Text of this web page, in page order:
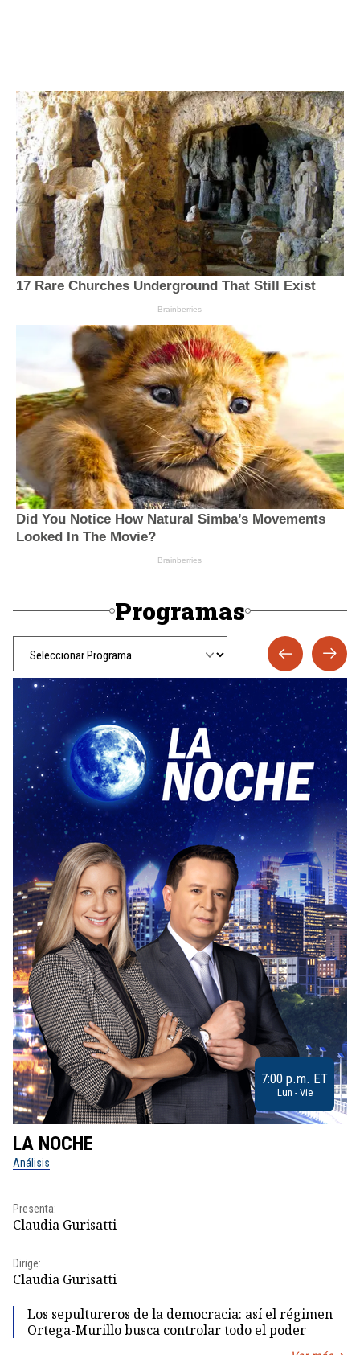
Programas
7:00 p.m. ET
Lun - Vie
LA NOCHE
Análisis
Presenta:
Claudia Gurisatti
Dirige:
Claudia Gurisatti
Los sepultureros de la democracia: así el régimen
Ortega-Murillo busca controlar todo el poder